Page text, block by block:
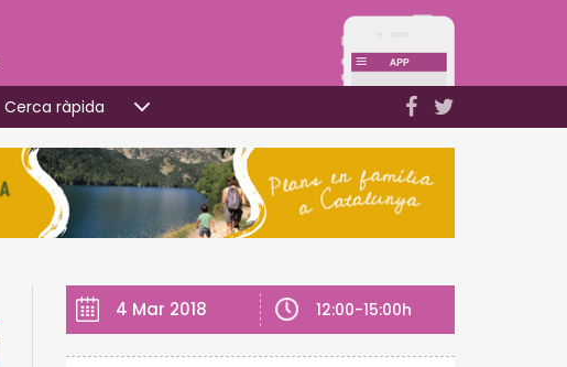
Cerca ràpida
4 Mar 2018 12:00-15:00h